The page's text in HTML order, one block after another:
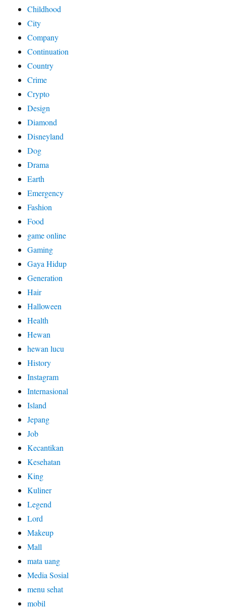
Childhood
City
Company
Continuation
Country
Crime
Crypto
Design
Diamond
Disneyland
Dog
Drama
Earth
Emergency
Fashion
Food
game online
Gaming
Gaya Hidup
Generation
Hair
Halloween
Health
Hewan
hewan lucu
History
Instagram
Internasional
Island
Jepang
Job
Kecantikan
Kesehatan
King
Kuliner
Legend
Lord
Makeup
Mall
mata uang
Media Sosial
menu sehat
mobil